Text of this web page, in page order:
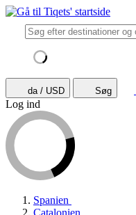
da / USD Søg
Log ind
Spanien
Catalonien